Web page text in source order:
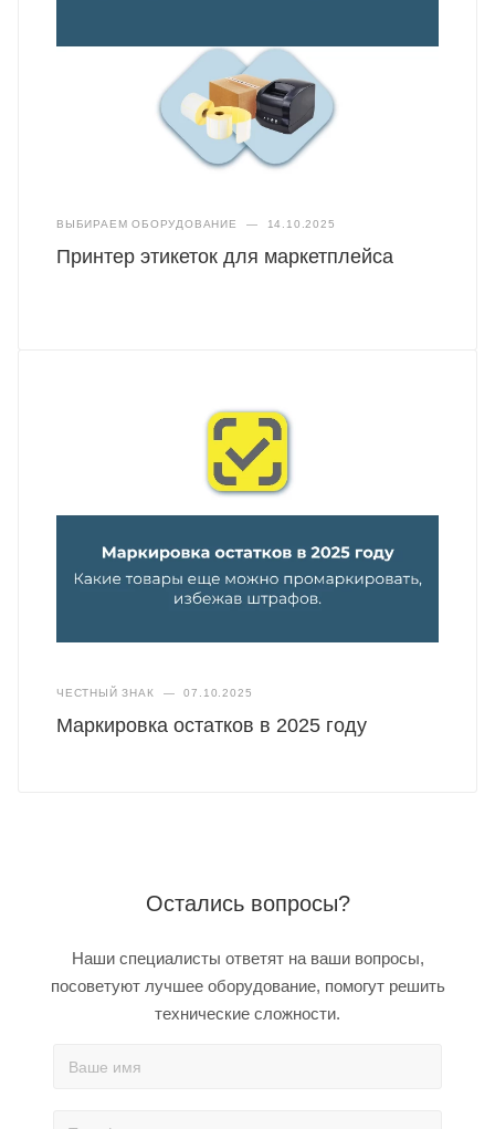
ВЫБИРАЕМ ОБОРУДОВАНИЕ — 14.10.2025
Принтер этикеток для маркетплейса
ЧЕСТНЫЙ ЗНАК — 07.10.2025
Маркировка остатков в 2025 году
Остались вопросы?
Наши специалисты ответят на ваши вопросы,
посоветуют лучшее оборудование, помогут решить
технические сложности.